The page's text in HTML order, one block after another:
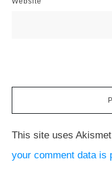
This site uses
your comment data is